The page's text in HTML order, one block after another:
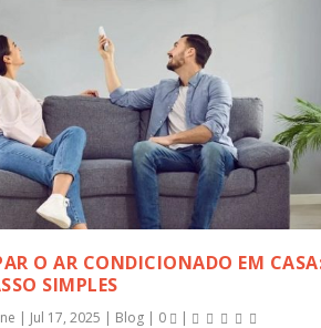
O AR CONDICIONADO EM
SIMPLES
| Jul 17, 2025 | Blog | 0 |